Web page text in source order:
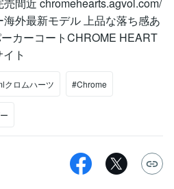
外最新モデル 上品な落ち感あ
カーコートCHROME HEART
ト
クロムハーツ #Chrome